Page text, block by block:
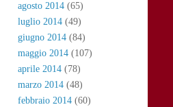
agosto 2014 (65)
luglio 2014 (49)
giugno 2014 (84)
maggio 2014 (107)
aprile 2014 (78)
marzo 2014 (48)
febbraio 2014 (60)